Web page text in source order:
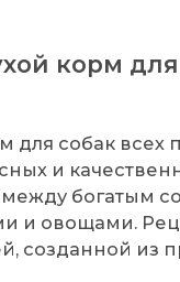
корм
для собак
и
богатым
и овощами.
созданной из